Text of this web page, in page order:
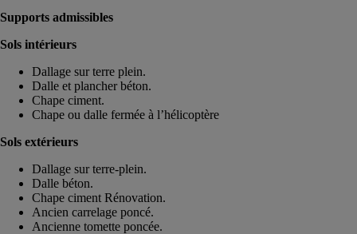
Supports admissibles
Sols intérieurs
Dallage sur terre plein.
Dalle et plancher béton.
Chape ciment.
Chape ou dalle fermée à l’hélicoptère
Sols extérieurs
Dallage sur terre-plein.
Dalle béton.
Chape ciment Rénovation.
Ancien carrelage poncé.
Ancienne tomette poncée.